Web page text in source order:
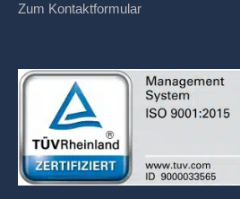
Zum Kontaktformular